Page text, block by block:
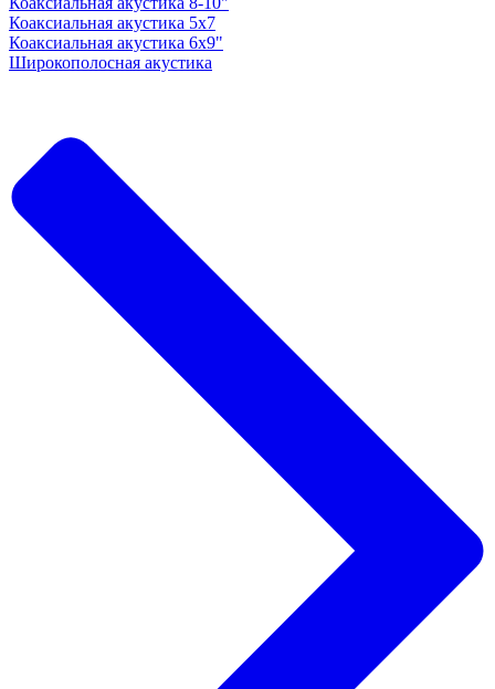
Коаксиальная акустика 5x7
Коаксиальная акустика 6х9"
Широкополосная акустика